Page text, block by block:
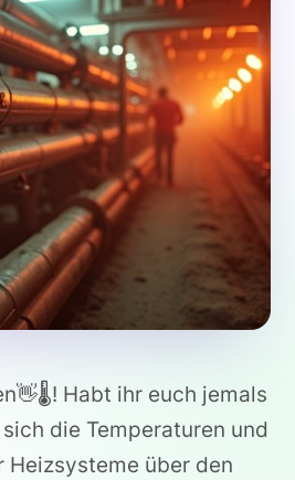
Habt ihr euch jemals
die Temperaturen und
Heizsysteme über den